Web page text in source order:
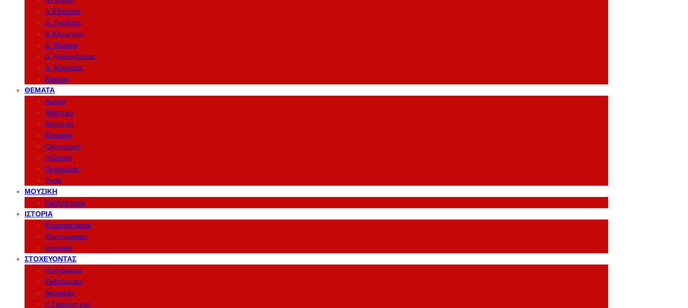
Δ.Έδεσσας
Δ. Σκύδρας
Δ.Αλμωπίας
Δ. Βέροιας
Δ. Αλεξάνδρειας
Δ. Νάουσας
Κόσμος
ΘΈΜΑΤΑ
Αγορά
Αθλητικά
Αγροτικά
Εργασία
Οικονομικά
Πολιτική
Πολιτισμός
Υγεία
ΜΟΥΣΙΚΉ
Καλλιτεχνικά
ΙΣΤΟΡΊΑ
Εγκαταστάσεις
Φωτογραφίες
Ιστορικό
ΣΤΟΧΕΎΟΝΤΑΣ
Πρόγραμμα
Εκδηλώσεις
Ακροατές
Η Περιοχη μας